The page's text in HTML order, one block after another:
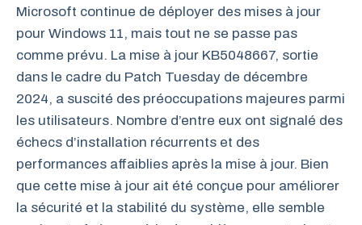
Microsoft continue de déployer des mises à jour
pour Windows 11, mais tout ne se passe pas
comme prévu. La mise à jour KB5048667, sortie
dans le cadre du Patch Tuesday de décembre
2024, a suscité des préoccupations majeures parmi
les utilisateurs. Nombre d’entre eux ont signalé des
échecs d’installation récurrents et des
performances affaiblies après la mise à jour. Bien
que cette mise à jour ait été conçue pour améliorer
la sécurité et la stabilité du système, elle semble